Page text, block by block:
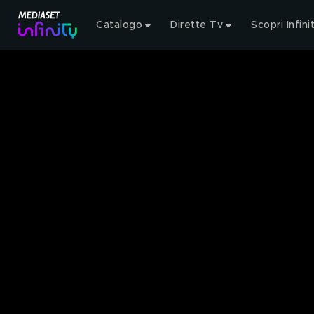
Catalogo Dirette Tv Scopri